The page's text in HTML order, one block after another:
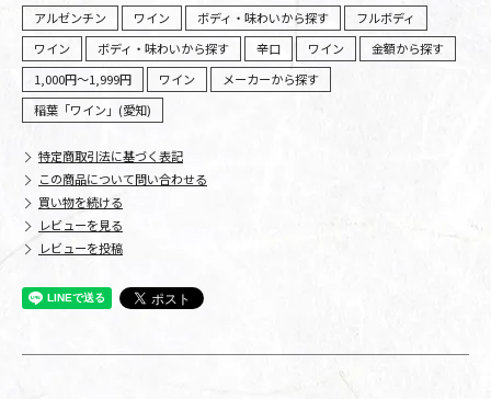
アルゼンチン
ワイン ボディ・味わいから探す
フルボディ
ワイン
ボディ・味わいから探す 辛口 ワイン
金額から探す
1,000円～1,999円
ワイン
メーカーから探す
稲葉「ワイン」(愛知)
特定商取引法に基づく表記
この商品について問い合わせる
買い物を続ける
レビューを見る
レビューを投稿